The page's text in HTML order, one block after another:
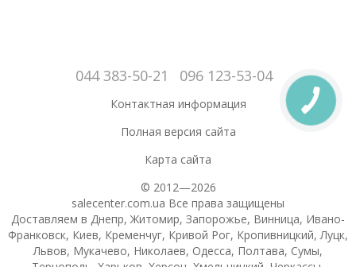
044 383-50-21 096 123-53-04
Контактная информация
Полная версия сайта
Карта сайта
© 2012—2026
salecenter.com.ua Все права защищены
Доставляем в Днепр, Житомир, Запорожье, Винница, Ивано-
Франковск, Киев, Кременчуг, Кривой Рог, Кропивницкий, Луцк,
Львов, Мукачево, Николаев, Одесса, Полтава, Сумы,